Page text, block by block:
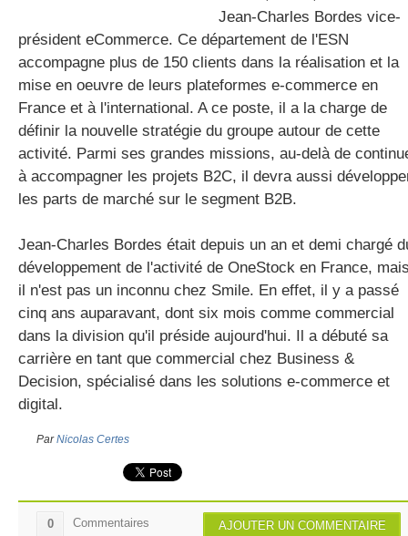
Jean-Charles Bordes vice-
président eCommerce. Ce département de l'ESN
accompagne plus de 150 clients dans la réalisation et la
mise en oeuvre de leurs plateformes e-commerce en
France et à l'international. A ce poste, il a la charge de
définir la nouvelle stratégie du groupe autour de cette
activité. Parmi ses grandes missions, au-delà de
à accompagner les projets B2C, il devra aussi
les parts de marché sur le segment B2B.
Jean-Charles Bordes était depuis un an et demi chargé
développement de l'activité de OneStock en France,
il n'est pas un inconnu chez Smile. En effet, il y a passé
cinq ans auparavant, dont six mois comme commercial
dans la division qu'il préside aujourd'hui. Il a débuté sa
carrière en tant que commercial chez Business &
Decision, spécialisé dans les solutions e-commerce et
digital.
ParNicolas Certes
AJOUTER UN COMMENTAIRE
0 Commentaires